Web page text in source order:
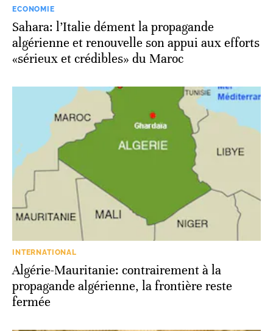
ECONOMIE
Sahara: l’Italie dément la propagande
algérienne et renouvelle son appui aux efforts
«sérieux et crédibles» du Maroc
INTERNATIONAL
Algérie-Mauritanie: contrairement à la
propagande algérienne, la frontière reste
fermée